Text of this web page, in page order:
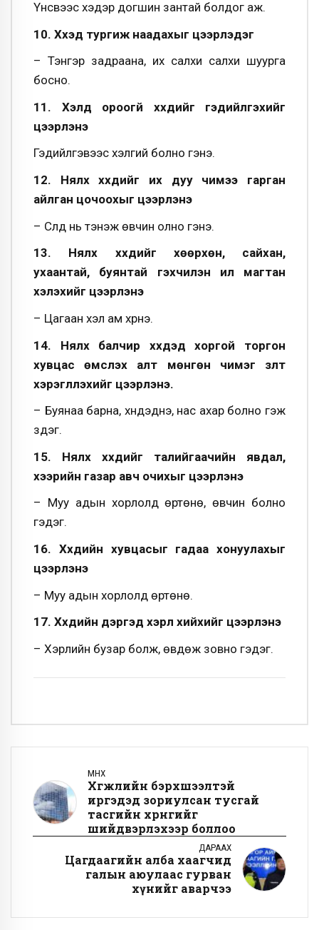
Үнсвээс хэдэр догшин зантай болдог аж.
10. Хүүхэд тургиж наадахыг цээрлэдэг
– Тэнгэр задраана, их салхи салхи шуурга
босно.
11. Хэлд ороогүй хүүхдийг гэдийлгэхийг
цээрлэнэ
Гэдийлгэвээс хэлгий болно гэнэ.
12. Нялх хүүхдийг их дуу чимээ гарган
айлган цочоохыг цээрлэнэ
– Сүлд нь тэнэж өвчин олно гэнэ.
13. Нялх хүүхдийг хөөрхөн, сайхан,
ухаантай, буянтай гэхчилэн ил магтан
хэлэхийг цээрлэнэ
– Цагаан хэл ам хүрнэ.
14. Нялх балчир хүүхдэд хоргой торгон
хувцас өмсүүлэх алт мөнгөн чимэг зүүлт
хэрэглүүлэхийг цээрлэнэ.
– Буянаа барна, хүндэднэ, нас ахар болно гэж
үздэг.
15. Нялх хүүхдийг талийгаачийн явдал,
үхээрийн газар авч очихыг цээрлэнэ
– Муу адын хорлолд өртөнө, өвчин болно
гэдэг.
16. Хүүхдийн хувцасыг гадаа хонуулахыг
цээрлэнэ
– Муу адын хорлолд өртөнө.
17. Хүүхдийн дэргэд хэрүүл хийхийг цээрлэнэ
– Хэрүүлийн бузар болж, өвдөж зовно гэдэг.
ӨМНӨХ
Хөгжлийн бэрхшээлтэй
иргэдэд зориулсан тусгай
тасгийн хөрөнгийг
шийдвэрлэхээр боллоо
ДАРААХ
Цагдаагийн алба хаагчид
галын аюулаас гурван
хүнийг аварчээ